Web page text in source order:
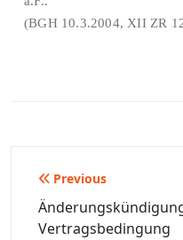
(BGH 10.3.2004, XII ZR
Previous
Vertragsbedingung